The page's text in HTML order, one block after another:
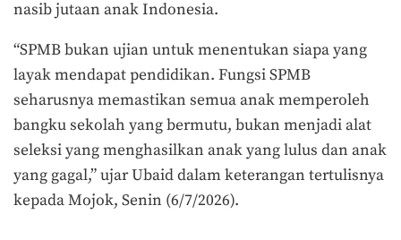
nasib jutaan anak Indonesia.
“SPMB bukan ujian untuk menentukan siapa yang
layak mendapat pendidikan. Fungsi SPMB
seharusnya memastikan semua anak memperoleh
bangku sekolah yang bermutu, bukan menjadi alat
seleksi yang menghasilkan anak yang lulus dan anak
yang gagal,” ujar Ubaid dalam keterangan tertulisnya
kepada Mojok, Senin (6/7/2026).